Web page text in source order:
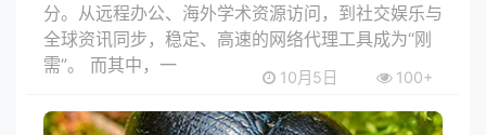
分。从远程办公、海外学术资源访问，到社交娱乐与
全球资讯同步，稳定、高速的网络代理工具成为“刚
需”。 而其中，一
10月5日 100+